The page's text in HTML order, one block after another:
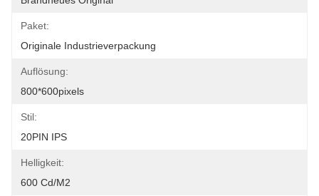
Paket:
Originale Industrieverpackung
Auflösung:
800*600pixels
Stil:
20PIN IPS
Helligkeit:
600 Cd/m2